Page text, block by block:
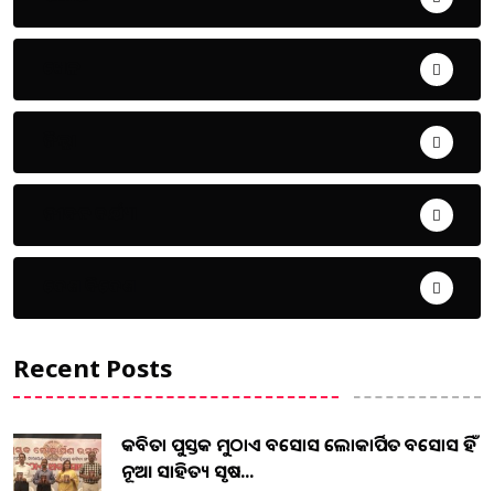
Recent Posts
କବିତା ପୁସ୍ତକ ମୁଠାଏ ଅବସୋସ ଲୋକାର୍ପିତ ଅବସୋସ ହିଁ
ନୂଆ ସାହିତ୍ୟ ସୃଷ...